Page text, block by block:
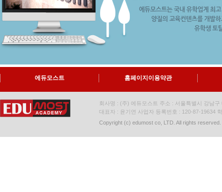
에듀모스트 홈페이지이용약관
회사명 : (주) 에듀모스트 주소 : 서울특별시 강남
대표자 : 윤기연 사업자 등록번호 : 120-87-19634
Copyright (c) edumost co, LTD. All rights reserved.